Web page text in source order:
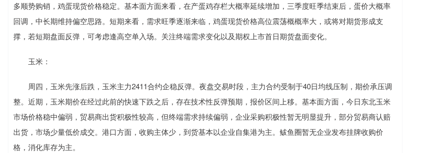
多顺势购销，鸡蛋现货价格稳定。基本面方面来看，在产蛋鸡存栏大概率延续增加，三季度旺季结束后，蛋价大概率
回调，中长期维持偏空思路。短期来看，需求旺季逐渐来临，鸡蛋现货价格高位震荡概概率大，或将对期货形成支
撑，若短期盘面反弹，可考虑逢高空单入场。关注终端需求变化以及期权上市首日期货盘面变化。
玉米：
周四，玉米先涨后跌，玉米主力2411合约企稳反弹。夜盘交易时段，主力合约受制于40日均线压制，期价承压调
整。近期，玉米期价在经过此前的快速下跌之后，存在技术性反弹预期，报价区间上移。基本面方面，今日东北玉米
市场价格稳中偏弱，贸易商出货积极性较高，但终端需求持续偏弱，企业采购积极性暂无明显提升，部分贸易商认赔
出货，市场少量低价成交。港口方面，收购主体少，到货基本以企业自集港为主。鲅鱼圈暂无企业发布挂牌收购价
格，消化库存为主。